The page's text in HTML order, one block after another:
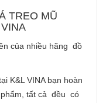
TREO MŨ
của nhiều hãng đồ
K&L VINA bạn hoàn
phẩm, tất cả đều có